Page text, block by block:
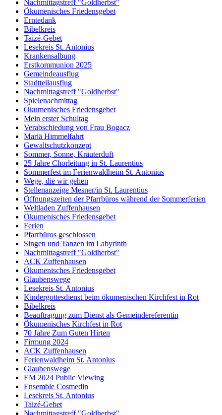
Nachmittagstreff "Goldherbst"
Ökumenisches Friedensgebet
Erntedank
Bibelkreis
Taizé-Gebet
Lesekreis St. Antonius
Krankensalbung
Erstkommunion 2025
Gemeindeausflug
Stadtteilausflug
Nachmittagstreff "Goldherbst"
Spielenachmittag
Ökumenisches Friedensgebet
Mein erster Schultag
Verabschiedung von Frau Bogacz
Mariä Himmelfahrt
Gewaltschutzkonzept
Sommer, Sonne, Kräuterduft
25 Jahre Chorleitung in St. Laurentius
Sommerfest im Ferienwaldheim St. Antonius
Wege, die wir gehen
Stellenanzeige Mesner/in St. Laurentius
Öffnungszeiten der Pfarrbüros während der Sommerferien
Weltladen Zuffenhausen
Ökumenisches Friedensgebet
Ferien
Pfarrbüros geschlossen
Singen und Tanzen im Labyrinth
Nachmittagstreff "Goldherbst"
ACK Zuffenhausen
Ökumenisches Friedensgebet
Glaubenswege
Lesekreis St. Antonius
Kindergottesdienst beim ökumenischen Kirchfest in Rot
Bibelkreis
Beauftragung zum Dienst als Gemeindereferentin
Ökumenisches Kirchfest in Rot
70 Jahre Zum Guten Hirten
Firmung 2024
ACK Zuffenhausen
Ferienwaldheim St. Antonius
Glaubenswege
EM 2024 Public Viewing
Ensemble Cosmedin
Lesekreis St. Antonius
Taizé-Gebet